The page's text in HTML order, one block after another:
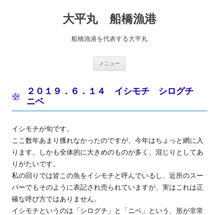
大平丸 船橋漁港
船橋漁港を代表する大平丸
メニュー
２０１９．６．１４ イシモチ シログチ
ニベ
イシモチが旬です。
ここ数年あまり獲れなかったのですが、今年はちょっと網に入
ります。しかも全体的に大きめのものが多く、混じりとしてあ
りがたいです。
私の回りでは皆この魚をイシモチと呼んでいるし、近所のスー
パーでもそのように表記され売られていますが、実はこれは正
確な呼び方ではありません。
イシモチというのは「シログチ」と「ニベ」という、形が非常